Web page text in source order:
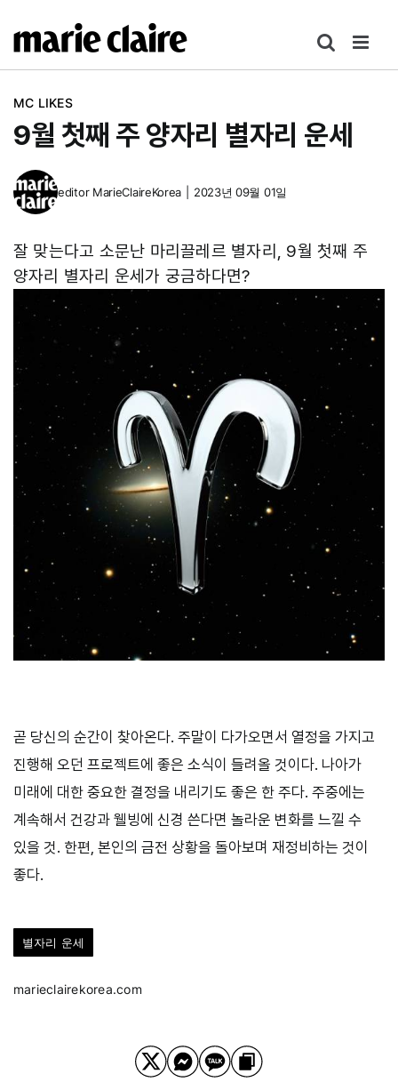
텐
MC LIKES
9월 첫째 주 양자리 별자리 운세
editor MarieClaireKorea 2023년 09월 01일
잘 맞는다고 소문난 마리끌레르 별자리, 9월 첫째 주
양자리 별자리 운세가 궁금하다면?
곧 당신의 순간이 찾아온다. 주말이 다가오면서 열정을 가지고
진행해 오던 프로젝트에 좋은 소식이 들려올 것이다. 나아가
미래에 대한 중요한 결정을 내리기도 좋은 한 주다. 주중에는
계속해서 건강과 웰빙에 신경 쓴다면 놀라운 변화를 느낄 수
있을 것. 한편, 본인의 금전 상황을 돌아보며 재정비하는 것이
좋다.
별자리 운세
marieclairekorea.com